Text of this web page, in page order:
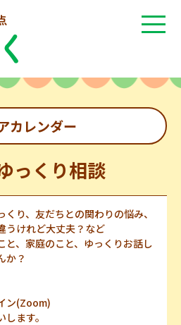
カレンダー
っくり相談
くり、友だちとの関わりの悩み、
うけれど大丈夫？など
と、家庭のこと、ゆっくりお話し
か？
ン(Zoom)
ます。